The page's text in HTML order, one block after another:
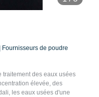
de poudre
traitement des eaux usées
élevée, des
les eaux usées d'une